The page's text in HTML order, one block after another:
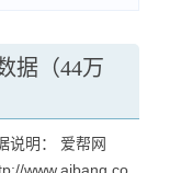
据（44万
说明： 爱帮网